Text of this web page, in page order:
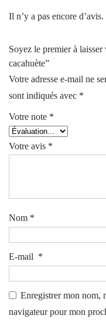
Il n’y a pas encore d’avis.
Soyez le premier à
cacahuète”
Votre adresse e-mail ne
sont indiqués avec *
Votre note *
Votre avis *
Nom *
E-mail *
Enregistrer mon nom,
navigateur pour mon